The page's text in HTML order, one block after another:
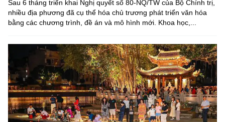
Sau 6 tháng triển khai Nghị quyết số 80-NQ/TW của Bộ Chính trị,
nhiều địa phương đã cụ thể hóa chủ trương phát triển văn hóa
bằng các chương trình, đề án và mô hình mới. Khoa học,...